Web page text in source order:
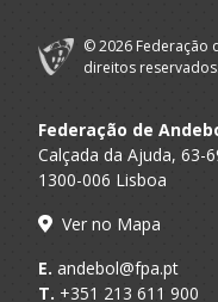
2019/20
A.A. Porto
Promov
Rebordosa
Andebol
2018/19
A.A. Porto
Promov
Rebordosa
© 2026 Federação
direitos reservados.
Federação de
Calçada da Ajuda, 63-
1300-006 Lisboa
Ver no Mapa
E. andebol@fpa.pt
T. +351 213 611 900